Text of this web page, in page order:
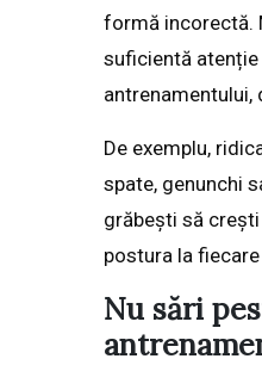
formă incorectă.
suficientă
antrenamentului,
De exemplu,
spate, genunchi
grăbești să
postura la
Nu sări